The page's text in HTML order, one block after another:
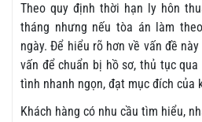
Theo quy định thời hạn ly hôn
tháng nhưng nếu tòa án làm
ngày. Để hiểu rõ hơn về vấn đề
vấn để chuẩn bị hồ sơ, thủ tục
tình nhanh ngọn, đạt mục đích của
Khách hàng có nhu cầu tìm hiểu,